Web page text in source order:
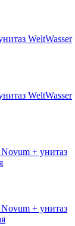
WeltWasser
WeltWasser
+ унитаз
+ унитаз